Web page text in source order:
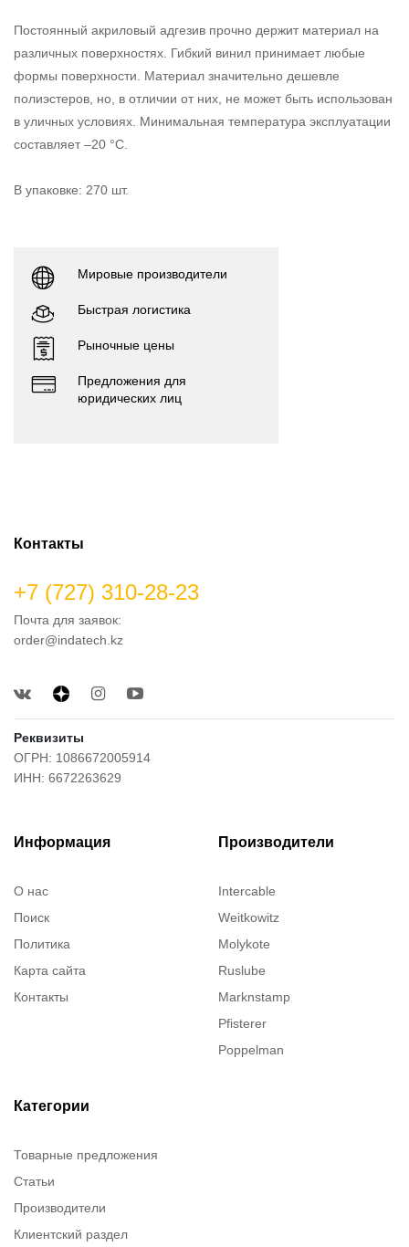
Постоянный акриловый адгезив прочно держит материал на
различных поверхностях. Гибкий винил принимает любые
формы поверхности. Материал значительно дешевле
полиэстеров, но, в отличии от них, не может быть использован
в уличных условиях. Минимальная температура эксплуатации
составляет –20 °С.
В упаковке: 270 шт.
Мировые производители
Быстрая логистика
Рыночные цены
Предложения для
юридических лиц
Контакты
+7 (727) 310-28-23
Почта для заявок:
order@indatech.kz
Реквизиты
ОГРН: 1086672005914
ИНН: 6672263629
Информация
О нас
Поиск
Политика
Карта сайта
Контакты
Производители
Intercable
Weitkowitz
Molykote
Ruslube
Marknstamp
Pfisterer
Poppelman
Категории
Товарные предложения
Статьи
Производители
Клиентский раздел